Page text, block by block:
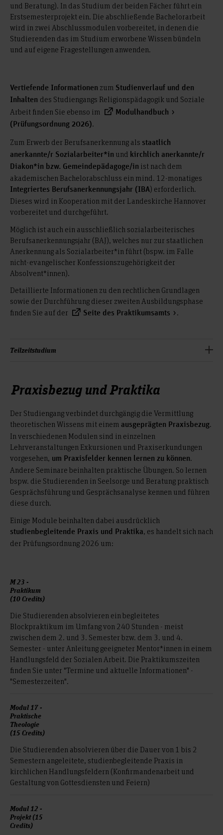
und Beratung). In das Studium der beiden Fächer führt ein
Erstsemesterprojekt ein. Die abschließende Bachelorarbeit
wird in zwei Abschlussmodulen vorbereitet, in denen die
Studierenden das im Studium erworbene Wissen bündeln
und auf eigene Fragestellungen anwenden.
Vertiefende Informationen zum Studienverlauf und den
Inhalten des Studiengangs Religionspädagogik und Soziale
Arbeit finden Sie ebenso im
Modulhandbuch
(Prüfungsordnung 2026).
Zum Erwerb der Berufsanerkennung als staatlich
anerkannte/r Sozialarbeiter*in und kirchlich anerkannte/r
Diakon*in bzw. Gemeindepädagoge/in ist nach dem
akademischen Bachelorabschluss ein mind. 12-monatiges
Integriertes Berufsanerkennungsjahr (IBA) erforderlich.
Dieses wird in Kooperation mit der Landeskirche Hannover
vorbereitet und durchgeführt.
Möglich ist auch ein ausschließlich sozialarbeiterisches
Berufsanerkennungsjahr (BAJ), welches nur zur staatlichen
Anerkennung als Sozialarbeiter*in führt (bspw. im Falle
nicht-evangelischer Konfessionszugehörigkeit der
Absolvent*innen).
Detaillierte Informationen zu den rechtlichen Grundlagen
sowie der Durchführung dieser zweiten Ausbildungsphase
finden Sie auf der
Seite des Praktikumsamts .
Teilzeitstudium
Teilzeitstudium möglich. Es setzt einenAntrag an das
der Abteilung Religionspädagogik und
Diakonie bis zum Ende der Rückmeldefrist für das folgende
Semester voraus. Der Antrag auf ein Teilzeitstudium ist auf
Webseite des Dezernats - Akademische Angelegenheiten
der Hochschule Hannover (HsH)
erhältlich.
Der CP-Richtwert entspricht bei einem
Teilzeitstudium
15 CP pro Semester
(30 CP pro Semester beim
Im Teilzeitstudium besteht kein Anspruch auf
Leistungen nach dem BAföG.
Die Langzeitstudiengebühren reduzieren sich beim
Ein Teilzeitstudium ist nicht möglich:
für das1. Semestersowie das Semester, in dem die
Bachelorarbeit geschrieben wird. Im 1. Semester gibt es
einen festen Stundenplan. In der Einführungswoche wird
dieser mit den Erstsemesterstudierenden besprochen
und durch die Einteilung in Veranstaltungen final
festgelegt.
wenn Sie in einem Parallel- oder Doppelstudium
wenn nur noch 15 oder weniger Credits zu studieren
sind.
Praxisbezug und Praktika
Der Studiengang verbindet durchgängig die Vermittlung
theoretischen Wissens mit einem ausgeprägten Praxisbezug.
In verschiedenen Modulen sind in einzelnen
Lehrveranstaltungen Exkursionen und Praxiserkundungen
vorgesehen, um Praxisfelder kennen lernen zu können.
Andere Seminare beinhalten praktische Übungen. So lernen
bspw. die Studierenden in Seelsorge und Beratung praktisch
Gesprächsführung und Gesprächsanalyse kennen und führen
diese durch.
Einige Module beinhalten dabei ausdrücklich
studienbegleitende Praxis und Praktika, es handelt sich nach
der Prüfungsordnung 2026 um:
M 23 -
Praktikum
(10 Credits)
Die Studierenden absolvieren ein begleitetes
Blockpraktikum im Umfang von 240 Stunden - meist
zwischen dem 2. und 3. Semester bzw. dem 3. und 4.
Semester - unter Anleitung geeigneter Mentor*innen in einem
Handlungsfeld der Sozialen Arbeit. Die Praktikumszeiten
finden Sie unter "Termine und aktuelle Informationen" -
"Semesterzeiten".
Modul 17 -
Praktische
Theologie
(15 Credits)
Die Studierenden absolvieren über die Dauer von 1 bis 2
Semestern angeleitete, studienbegleitende Praxis in
kirchlichen Handlungsfeldern (Konfirmandenarbeit und
Gestaltung von Gottesdiensten und Feiern)
Modul 12 -
Projekt (15
Credits)